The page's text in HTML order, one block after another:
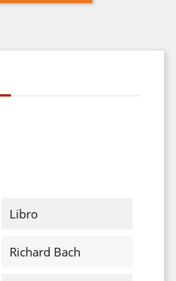
Libro
Richard Bach